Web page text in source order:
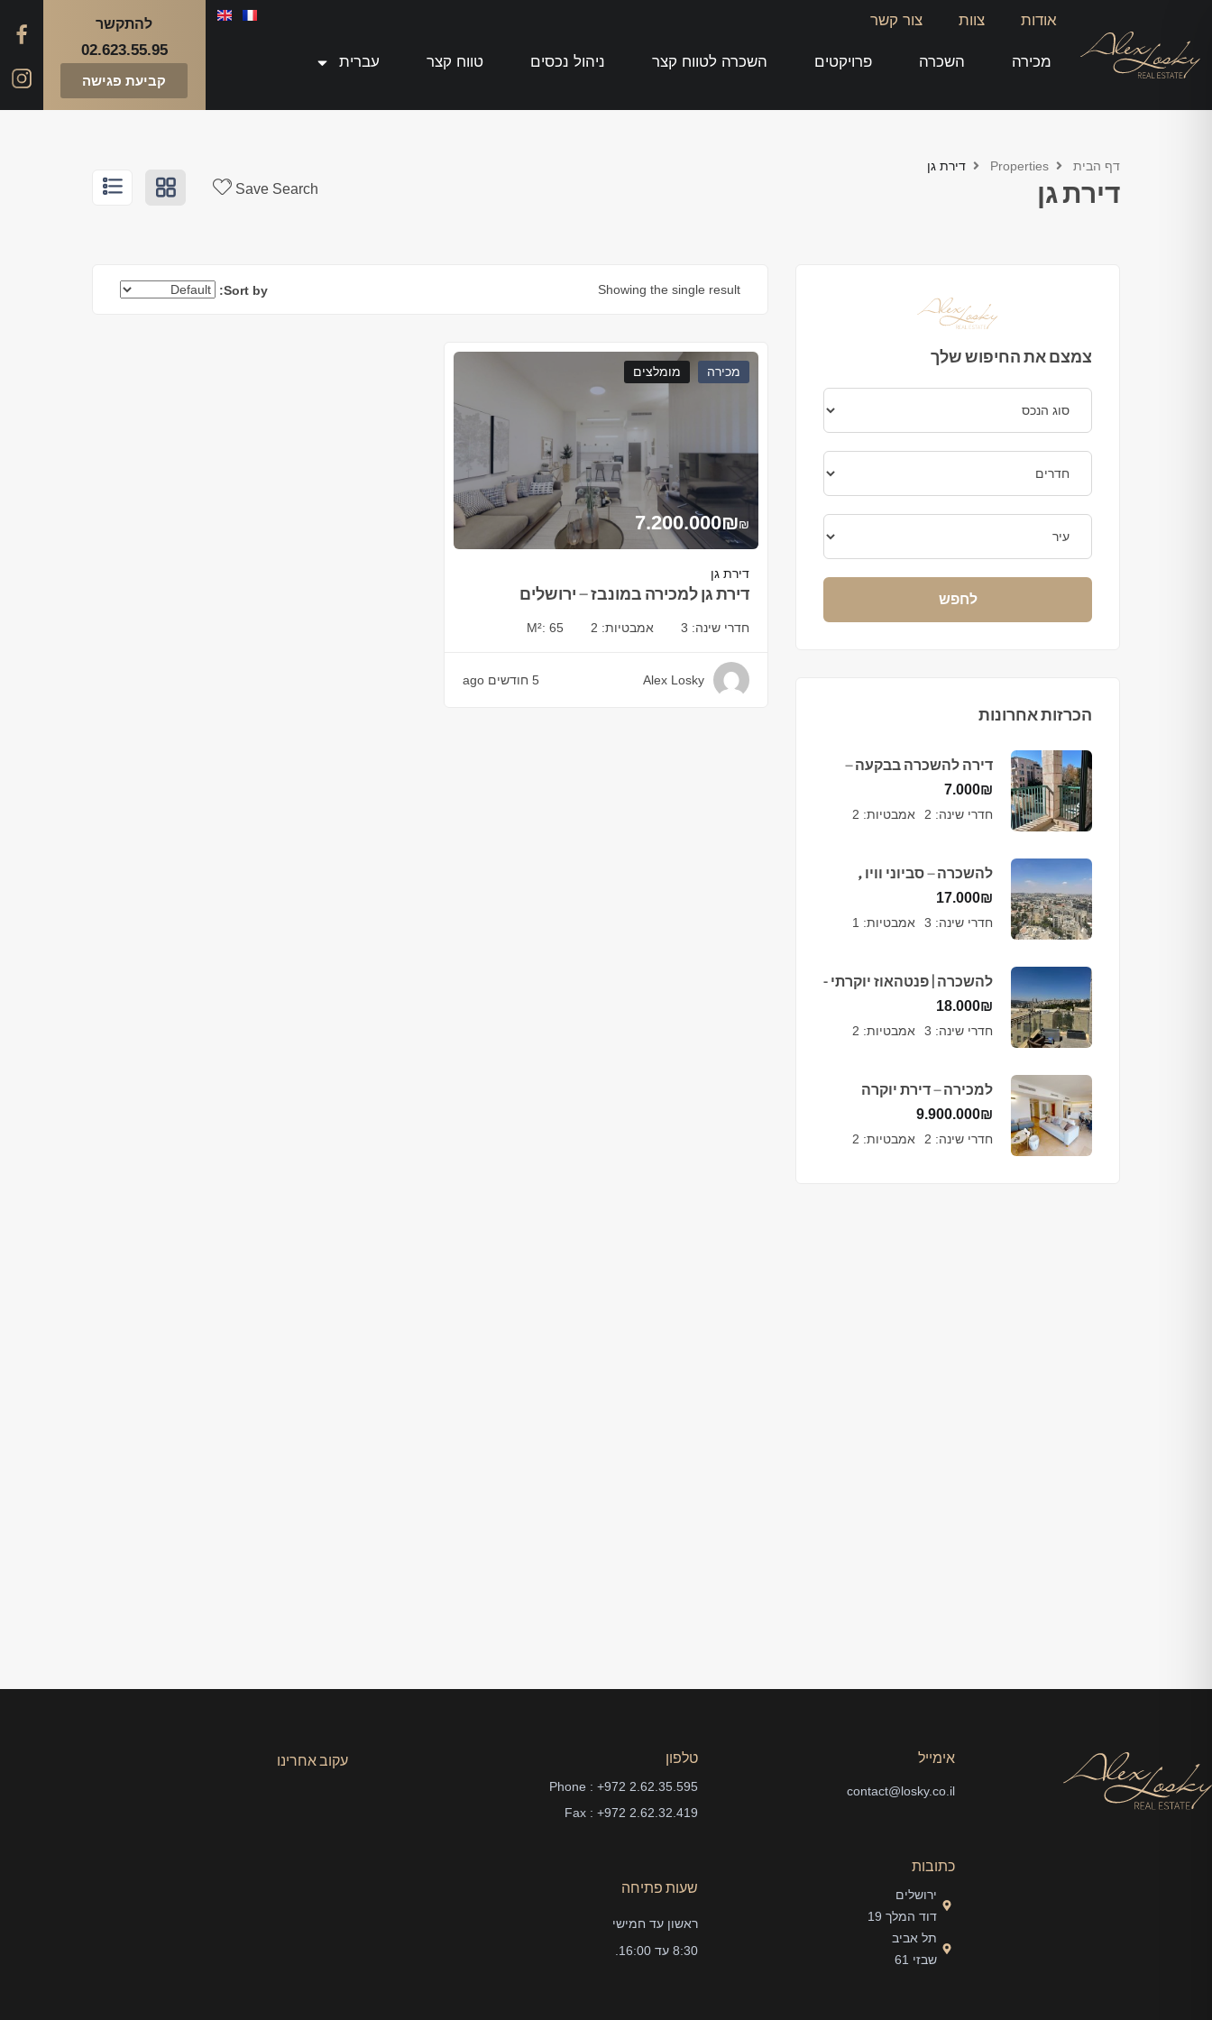
אודות צוות צור קשר
מכירה השכרה פרויקטים השכרה לטווח קצר ניהול נכסים טווח קצר עברית
להתקשר
02.623.55.95
קביעת פגישה
דף הבית Properties דירת גן
דירת גן Save Search
צמצם את החיפוש שלך
לחפש
הכרזות אחרונות
דירה להשכרה בבקעה –
ירושלים
7.000₪
חדרי שינה: 2 אמבטיות: 2
להשכרה – סביוני וויו ,
מרכז העיר- ירושלים
17.000₪
חדרי שינה: 3 אמבטיות: 1
להשכרה | פנטהאוז יוקרתי -
ניות, ירושלים
18.000₪
חדרי שינה: 3 אמבטיות: 2
למכירה – דירת יוקרה
בפרויקט ממילא היוקרתי,
9.900.000₪
חדרי שינה: 2 אמבטיות: 2
Showing the single result
Sort by:
מכירה מומלצים
7.200.000₪₪
דירת גן
דירת גן למכירה במונבז – ירושלים
חדרי שינה: 3 אמבטיות: 2
M²:65
Alex Losky 5 חודשים ago
אימייל
contact@losky.co.il
כתובות
ירושלים
דוד המלך 19
תל אביב
שבזי 61
טלפון
Phone : +972 2.62.35.595
Fax : +972 2.62.32.419
שעות פתיחה
ראשון עד חמישי
8:30 עד 16:00.
עקוב אחרינו